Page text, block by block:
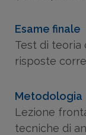
Esame finale
Test di teoria
risposte
Metodologia
Lezione
tecniche di